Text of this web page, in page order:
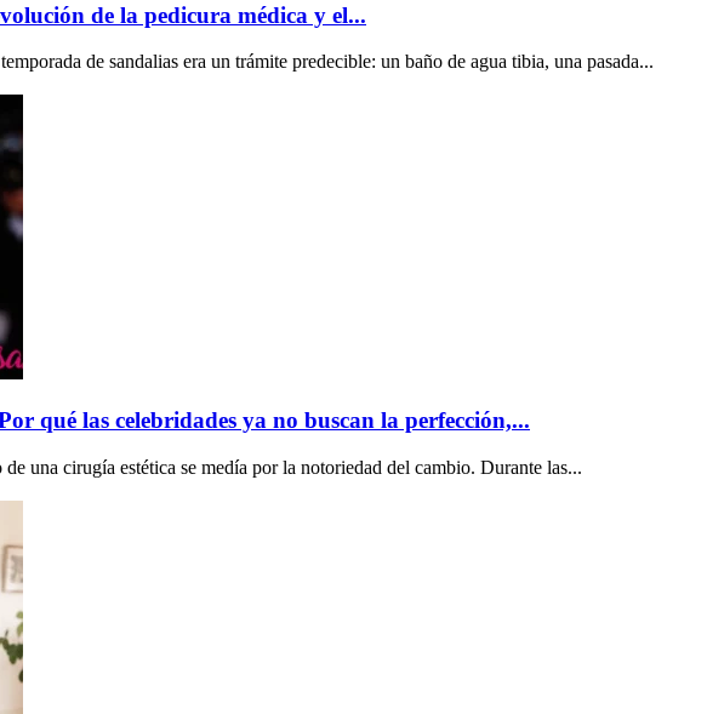
de la pedicura médica y el...
de sandalias era un trámite predecible: un baño de agua tibia, una pasada...
qué las celebridades ya no buscan la perfección,...
una cirugía estética se medía por la notoriedad del cambio. Durante las...